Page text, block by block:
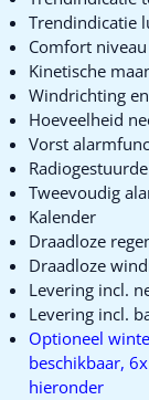
Trendindicatie
Comfort
Kinetische
Windrichting
Hoeveelheid
Vorst
Tweevoudig
Kalender
Draadloze
Draadloze
Levering incl.
Levering incl.
Optioneel
beschikbaar,
hieronder